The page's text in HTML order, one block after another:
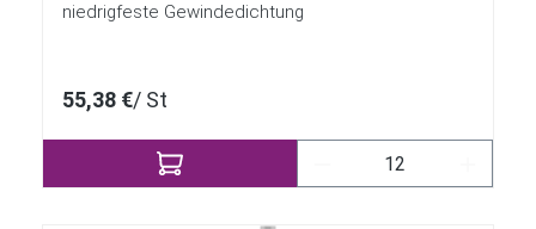
niedrigfeste Gewindedichtung
55,38 €/ St
Produkt Anzahl: